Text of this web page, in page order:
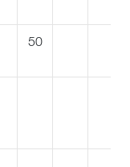
50